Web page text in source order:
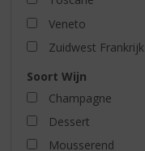
Veneto
Zuidwest Frankrijk
Soort Wijn
Champagne
Dessert
Mousserend